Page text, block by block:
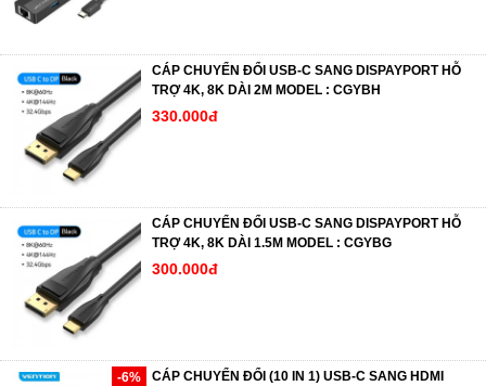
CÁP CHUYỂN ĐỔI USB-C SANG DISPAYPORT HỖ
TRỢ 4K, 8K DÀI 2M MODEL : CGYBH
330.000đ
CÁP CHUYỂN ĐỔI USB-C SANG DISPAYPORT HỖ
TRỢ 4K, 8K DÀI 1.5M MODEL : CGYBG
300.000đ
-6%
CÁP CHUYỂN ĐỔI (10 IN 1) USB-C SANG HDMI